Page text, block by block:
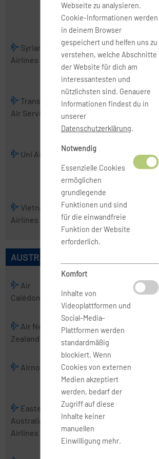
Airlines
Syrian Arab
Airlines
Tajik Air
Thai
AirAsia
TransNusa
Air Services
Tri-MG Intra
Asia Airlines
Trigana Air
Uni Air
Uzbekistan
Airways
VietJet Air
Vietnam
Airlines
Wings
Abadi Airlines
Xpressair
AUSTRALISCHE AIRLINES
Air
Calédonie
Chathams
Air Kiribati
Air New
Zealand
Air Vanuatu
Airnorth Airwork
Alliance
Airlines
Eastern
Australia
Airlines
Fiji Airways
Webseite zu analysieren.
Cookie-Informationen werden
in deinem Browser
gespeichert und helfen uns zu
verstehen, welche Abschnitte
der Website für dich am
interessantesten und
nützlichsten sind. Genauere
Informationen findest du in
unserer
Datenschutzerklärung.
Notwendig
Essenzielle Cookies
ermöglichen
grundlegende
Funktionen und sind
für die einwandfreie
Funktion der Website
erforderlich.
Komfort
Inhalte von
Videoplattformen und
Social-Media-
Plattformen werden
standardmäßig
blockiert. Wenn
Cookies von externen
Medien akzeptiert
werden, bedarf der
Zugriff auf diese
Inhalte keiner
manuellen
Einwilligung mehr.